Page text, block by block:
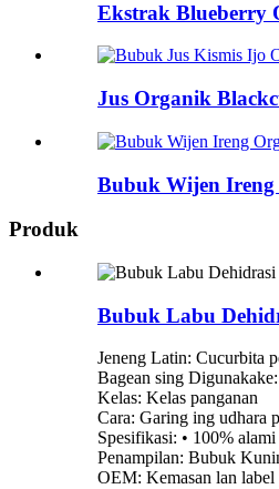
Ekstrak Blueberry
Jus Organik
Bubuk Wijen
Produk
Bubuk Labu
Jeneng Latin: Cucurbita
Bagean sing
Kelas: Kelas panganan
Cara: Garing ing udhara
Spesifikasi: • 100%
Penampilan: Bubuk
OEM: Kemasan lan